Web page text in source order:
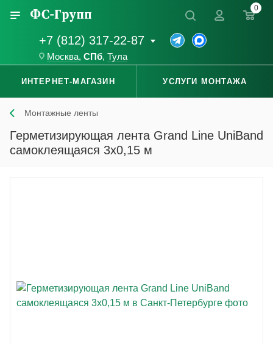
+7 (812) 317-22-87
Москва, СПб, Тула
0
ИНТЕРНЕТ-МАГАЗИН УСЛУГИ МОНТАЖА
Монтажные ленты
Герметизирующая лента Grand Line UniBand
самоклеящаяся 3x0,15 м